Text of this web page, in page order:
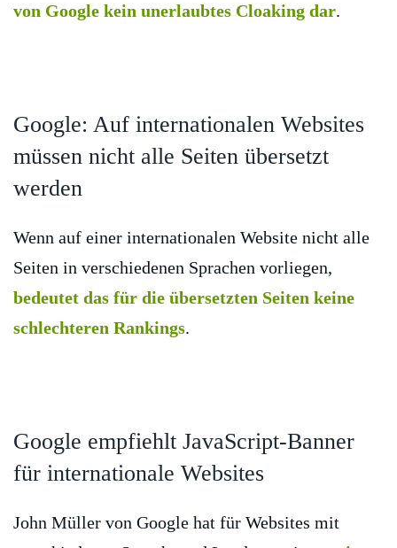
von Google kein unerlaubtes Cloaking dar.
Google: Auf internationalen Websites
müssen nicht alle Seiten übersetzt
werden
Wenn auf einer internationalen Website nicht alle
Seiten in verschiedenen Sprachen vorliegen,
bedeutet das für die übersetzten Seiten keine
schlechteren Rankings.
Google empfiehlt JavaScript-Banner
für internationale Websites
John Müller von Google hat für Websites mit